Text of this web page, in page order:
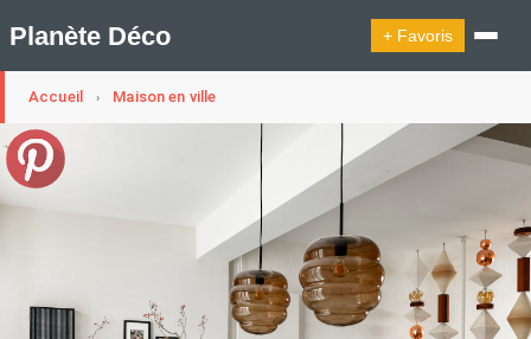
Planète Déco + Favoris
🛍︎ Shop Planète Déco ℹ︎ À propos
Cabanes
Decoration Noël
Design Suédois En Quelques Photos
Idées Déco En 10 Photos
La Semaine Décoration Et Design
Maison En Ville
Méli-Mélo Suédois
Publi Reportage
Accueil › Maison en ville